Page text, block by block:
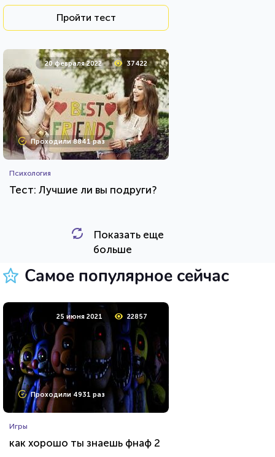
Пройти тест
20 февраля 2022 37422
Проходили 8841 раз
Психология
Тест: Лучшие ли вы подруги?
HTML - код
26 июля 2021
Проходили 8032 раза
Тест по игре Dota 2
Показать еще
больше
Самое популярное сейчас
25 июня 2021 22857
Проходили 4931 раз
Игры
как хорошо ты знаешь фнаф 2